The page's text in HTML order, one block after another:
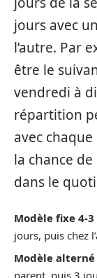
jours avec
l’autre. Par
être le
vendredi à
répartition
avec
la chance
dans le
Modèle fixe 4-3
jours, puis chez
Modèle alterné
parent, puis 3